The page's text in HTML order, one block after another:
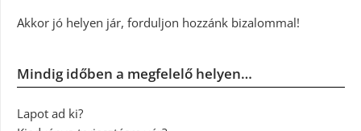
Akkor jó helyen jár, forduljon hozzánk bizalommal!
Mindig időben a megfelelő helyen…
Lapot ad ki?